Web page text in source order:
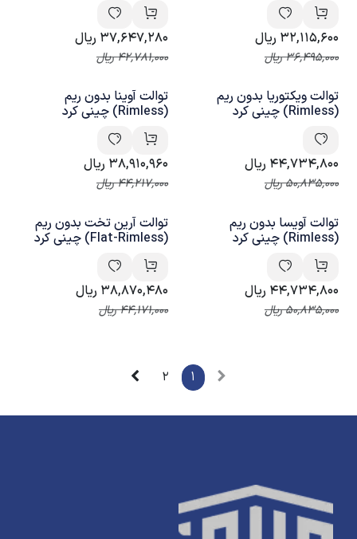
32,115,600 ریال
36,495,000ریال
37,647,280 ریال
42,781,000ریال
توالت ویکتوریا بدون ریم
(Rimless) چینی کرد
44,734,800 ریال
50,835,000ریال
توالت آوینا بدون ریم
(Rimless) چینی کرد
38,910,960 ریال
44,217,000ریال
توالت آویسا بدون ریم
(Rimless) چینی کرد
44,734,800 ریال
50,835,000ریال
توالت آرین تخت بدون ریم
(Flat-Rimless) چینی کرد
38,870,480 ریال
44,171,000ریال
1
2